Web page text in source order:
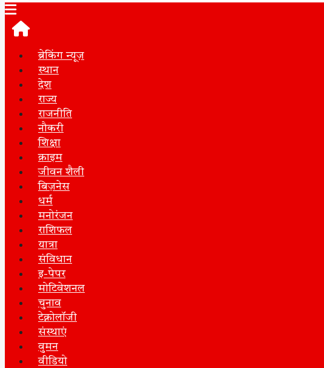
ब्रेकिंग न्यूज़
स्थान
देश
राज्य
राजनीति
नौकरी
शिक्षा
क्राइम
जीवन शैली
बिज़नेस
धर्म
मनोरंजन
राशिफल
यात्रा
संविधान
इ-पेपर
मोटिवेशनल
चुनाव
टेक्नोलॉजी
संस्थाएं
वुमन
वीडियो